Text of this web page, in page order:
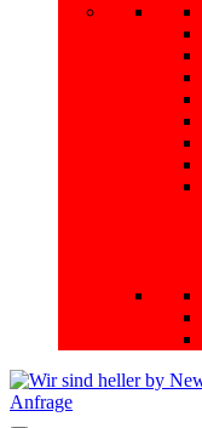
Anfrage